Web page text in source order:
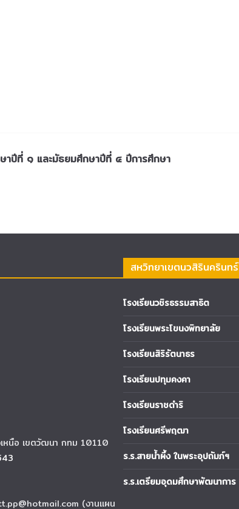
าปีที่ ๑ และมัธยมศึกษาปีที่ ๔ ปีการศึกษา
นือ เขตวัฒนา กทม 10110
(งานแผน
สหวิทยาเขตนวสิรินครินทร์
โรงเรียนวชิรธรรมสาธิต
โรงเรียนพระโขนงพิทยาลัย
โรงเรียนสิริรัตนาธร
โรงเรียนปทุมคงคา
โรงเรียนราชดำริ
โรงเรียนศรีพฤฒา
ร.ร.สายน้ำผึ้ง ในพระอุปถัมภ์ฯ
ร.ร.เตรียมอุดมศึกษาพัฒนาการ